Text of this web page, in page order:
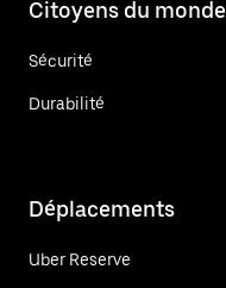
Citoyens du monde
Sécurité
Durabilité
Déplacements
Uber Reserve